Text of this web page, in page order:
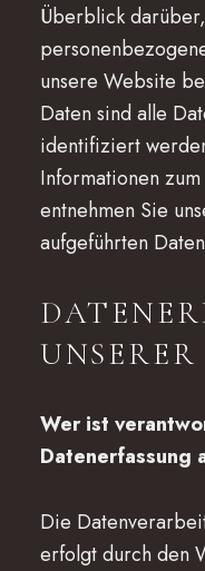
Überblick
unsere Website
Daten sind alle
identifiziert
Informationen
entnehmen Sie
aufgeführten
Wer ist
Datenerfassung
Die
erfolgt durch den